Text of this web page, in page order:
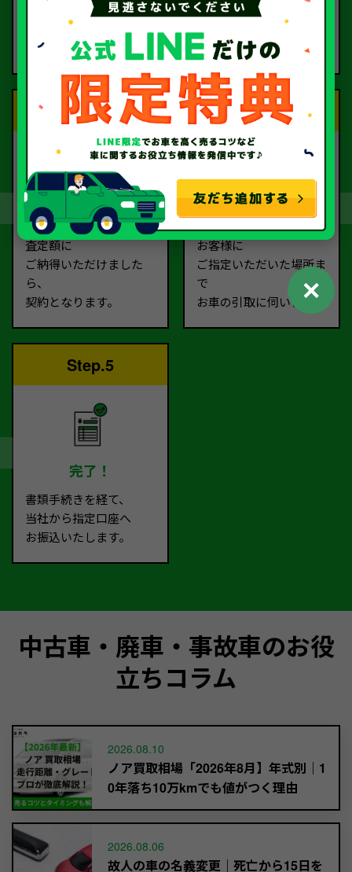
お電話または査定フォー
ご依頼ください。
査定のプロが
お電話で回答いたしま
す。
Step.3
契約
査定額に
ご納得いただけました
ら、
契約となります。
Step.4
お引取り
お客様に
ご指定いただいた場所ま
で
お車の引取に伺います。
Step.5
完了！
書類手続きを経て、
当社から指定口座へ
お振込いたします。
中古車・廃車・事故車のお役
立ちコラム
2026.08.10
ノア買取相場「2026年8月】年式別｜1
0年落ち10万kmでも値がつく理由
2026.08.06
故人の車の名義変更｜死亡から15日を
✕